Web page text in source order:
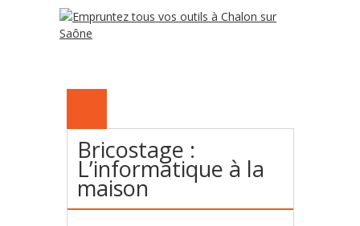
Bricostage :
L’informatique à la
maison